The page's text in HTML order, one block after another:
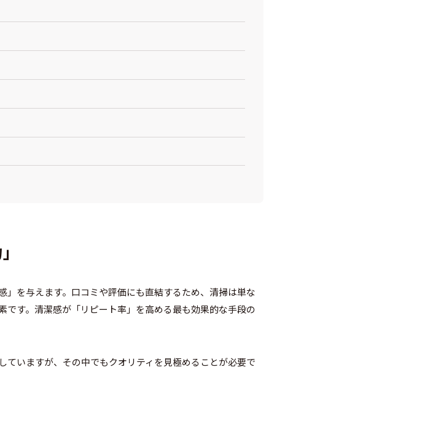
を与えます。口コミや評価にも直結するため、清掃は単な
す。清潔感が「リピート率」を高める最も効果的な手段の
いますが、その中でもクオリティを見極めることが必要で